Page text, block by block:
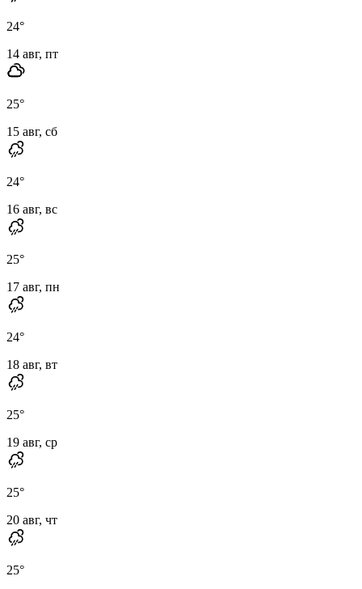
24°
14 авг, пт
25°
15 авг, сб
24°
16 авг, вс
25°
17 авг, пн
24°
18 авг, вт
25°
19 авг, ср
25°
20 авг, чт
25°